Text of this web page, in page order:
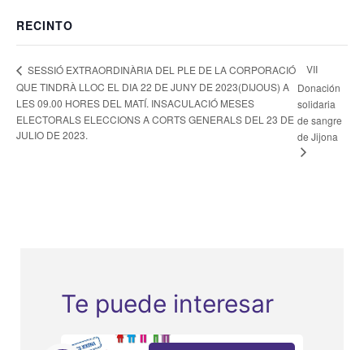
RECINTO
SESSIÓ EXTRAORDINÀRIA DEL PLE DE LA CORPORACIÓ
QUE TINDRÀ LLOC EL DIA 22 DE JUNY DE 2023(DIJOUS) A
LES 09.00 HORES DEL MATÍ. INSACULACIÓ MESES
ELECTORALS ELECCIONS A CORTS GENERALS DEL 23 DE
JULIO DE 2023.
VII
Donación
solidaria
de sangre
de Jijona
Te puede interesar